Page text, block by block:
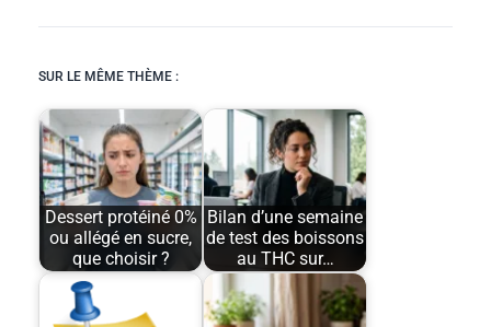
SUR LE MÊME THÈME :
Dessert protéiné 0%
ou allégé en sucre,
que choisir ?
Bilan d’une semaine
de test des boissons
au THC sur…